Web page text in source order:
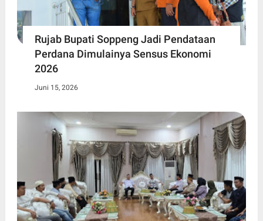
Rujab Bupati Soppeng Jadi Pendataan
Perdana Dimulainya Sensus Ekonomi
2026
Juni 15, 2026